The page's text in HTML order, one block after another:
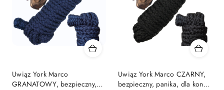
Uwiąz York Marco
GRANATOWY, bezpieczny,
Uwiąz York Marco CZARNY,
bezpieczny, panika, dla koni,